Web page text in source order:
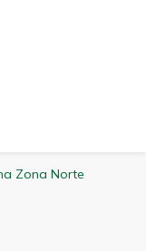
Zona Norte